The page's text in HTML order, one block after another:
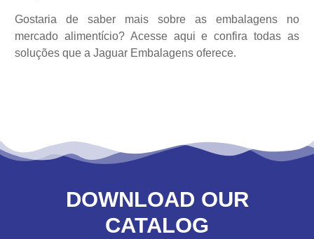
Gostaria de saber mais sobre as embalagens no
mercado alimentício? Acesse aqui e confira todas as
soluções que a Jaguar Embalagens oferece.
DOWNLOAD OUR
CATALOG